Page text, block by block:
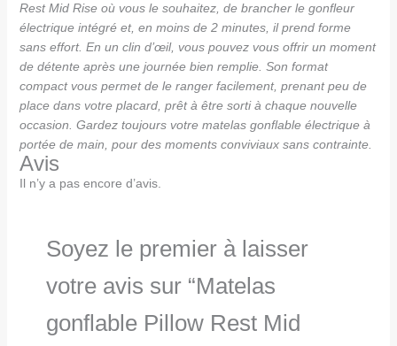
Rest Mid Rise où vous le souhaitez, de brancher le gonfleur
électrique intégré et, en moins de 2 minutes, il prend forme
sans effort. En un clin d’œil, vous pouvez vous offrir un moment
de détente après une journée bien remplie. Son format
compact vous permet de le ranger facilement, prenant peu de
place dans votre placard, prêt à être sorti à chaque nouvelle
occasion. Gardez toujours votre matelas gonflable électrique à
portée de main, pour des moments conviviaux sans contrainte.
Avis
Il n’y a pas encore d’avis.
Soyez le premier à laisser
votre avis sur “Matelas
gonflable Pillow Rest Mid